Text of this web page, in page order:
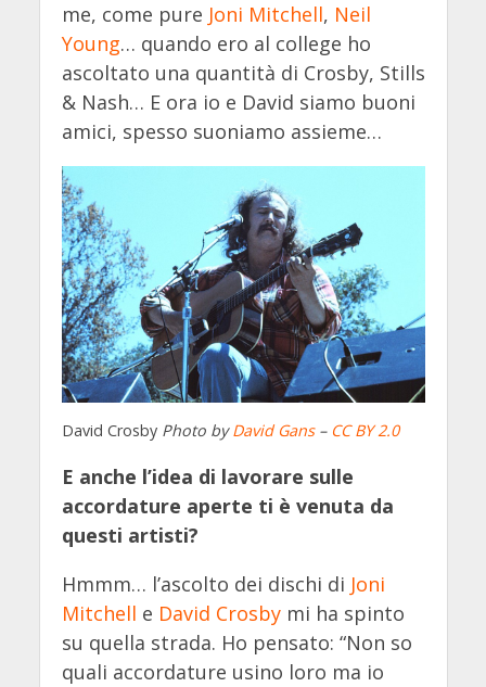
me, come pure Joni Mitchell, Neil
Young… quando ero al college ho
ascoltato una quantità di Crosby, Stills
& Nash… E ora io e David siamo buoni
amici, spesso suoniamo assieme…
David Crosby Photo byDavid Gans– CC BY 2.0
E anche l’idea di lavorare sulle
accordature aperte ti è venuta da
questi artisti?
Hmmm… l’ascolto dei dischi di Joni
Mitchell e David Crosbymi ha spinto
su quella strada. Ho pensato: “Non so
quali accordature usino loro ma io